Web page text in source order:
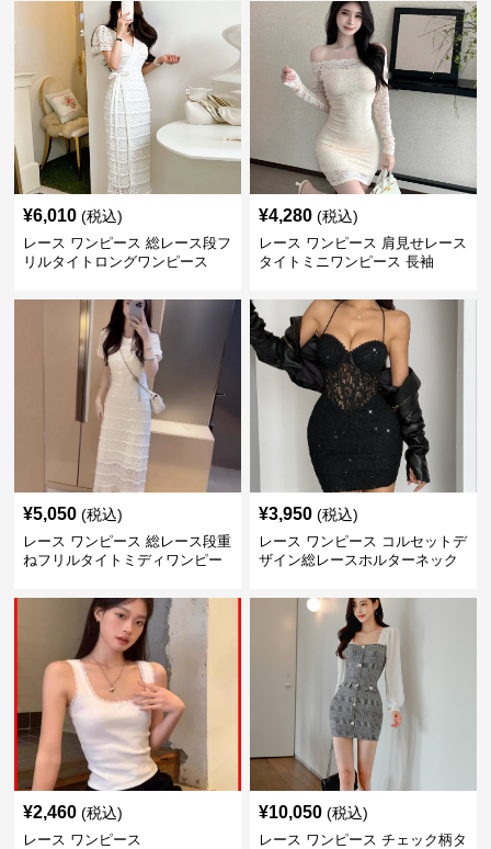
¥6,010 (税込)
レース ワンピース 総レース段フ
リルタイトロングワンピース
¥4,280 (税込)
レース ワンピース 肩見せレース
タイトミニワンピース 長袖
¥5,050 (税込)
レース ワンピース 総レース段重
ねフリルタイトミディワンピー
¥3,950 (税込)
レース ワンピース コルセットデ
ザイン総レースホルターネック
¥2,460 (税込)
レース ワンピース
¥10,050 (税込)
レース ワンピース チェック柄タ